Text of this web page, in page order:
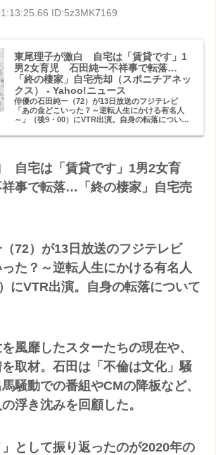
ID:5z3MK7169
東尾理子が激白 自宅は「賃貸です」1
男2女育児 石田純一不祥事で転落…
「終の棲家」自宅売却（スポニチアネッ
クス） - Yahoo!ニュース
俳優の石田純一（72）が13日放送のフジテレビ
「あの金どこいった？～逆転人生にかける有名人
～」（後9・00）にVTR出演。自身の転落について
の現在や
自宅は「賃貸です」1男2女育
事で転落…「終の棲家」自宅売
72）が13日放送のフジテレビ
った？～逆転人生にかける有名人
にVTR出演。自身の転落について
風靡したスターたちの現在や、
取材。石田は「不倫は文化」騒
騒動での番組やCMの降板など、
浮き沈みを回顧した。
として振り返ったのが2020年の